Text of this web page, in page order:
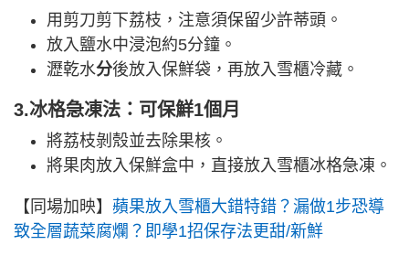
用剪刀剪下荔枝，注意須保留少許蒂頭。
放入鹽水中浸泡約5分鐘。
瀝乾水分後放入保鮮袋，再放入雪櫃冷藏。
3.冰格急凍法：可保鮮1個月
將荔枝剝殼並去除果核。
將果肉放入保鮮盒中，直接放入雪櫃冰格急凍。
【同場加映】 蘋果放入雪櫃大錯特錯？漏做1步恐導
致全層蔬菜腐爛？即學1招保存法更甜/新鮮